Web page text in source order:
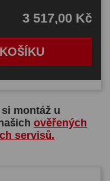
3 517,00 Kč
montáž u
ověřených
servisů.